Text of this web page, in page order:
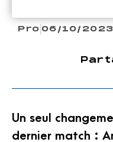
Pro 06/10/2023
Un seul
dernier match :